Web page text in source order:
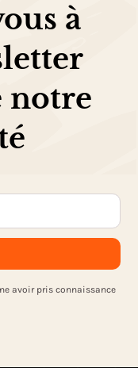
à
notre
avoir pris connaissance